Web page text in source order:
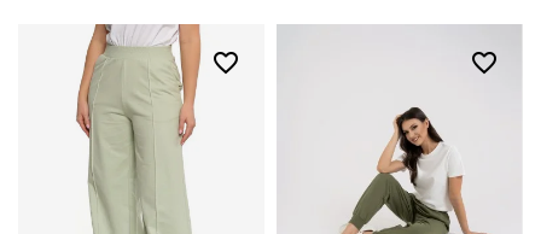
favorite_border favorite_border